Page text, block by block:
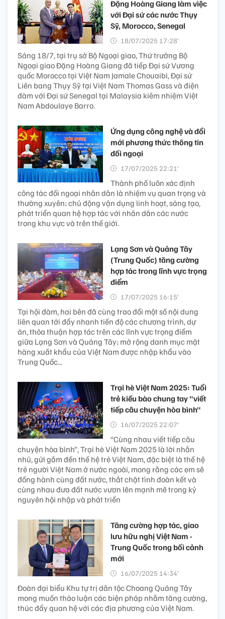
Đặng Hoàng Giang làm việc
với Đại sứ các nước Thụy
Sỹ, Morocco, Senegal
18/07/2025 17:28’
Sáng 18/7, tại trụ sở Bộ Ngoại giao, Thứ trưởng Bộ
Ngoại giao Đặng Hoàng Giang đã tiếp Đại sứ Vương
quốc Morocco tại Việt Nam Jamale Chouaibi, Đại sứ
Liên bang Thụy Sỹ tại Việt Nam Thomas Gass và điện
đàm với Đại sứ Senegal tại Malaysia kiêm nhiệm Việt
Nam Abdoulaye Barro.
Ứng dụng công nghệ và đổi
mới phương thức thông tin
đối ngoại
17/07/2025 22:21’
Thành phố luôn xác định
công tác đối ngoại nhân dân là nhiệm vụ quan trọng và
thường xuyên; chủ động vận dụng linh hoạt, sáng tạo,
phát triển quan hệ hợp tác với nhân dân các nước
trong khu vực và trên thế giới.
Lạng Sơn và Quảng Tây
(Trung Quốc) tăng cường
hợp tác trong lĩnh vực trọng
điểm
17/07/2025 16:15’
Tại hội đàm, hai bên đã cùng trao đổi một số nội dung
liên quan tới đẩy nhanh tiến độ các chương trình, dự
án, thỏa thuận hợp tác trên các lĩnh vực trọng điểm
giữa Lạng Sơn và Quảng Tây; mở rộng danh mục mặt
hàng xuất khẩu của Việt Nam được nhập khẩu vào
Trung Quốc...
Trại hè Việt Nam 2025: Tuổi
trẻ kiều bào chung tay "viết
tiếp câu chuyện hòa bình"
16/07/2025 22:07’
“Cùng nhau viết tiếp câu
chuyện hòa bình”, Trại hè Việt Nam 2025 là lời nhắn
nhủ, gửi gắm đến thế hệ trẻ Việt Nam, đặc biệt là thế hệ
trẻ người Việt Nam ở nước ngoài, mong rằng các em sẽ
đồng hành cùng đất nước, thắt chặt tình đoàn kết và
cùng nhau đưa đất nước vươn lên mạnh mẽ trong kỷ
nguyên hội nhập và phát triển
Tăng cường hợp tác, giao
lưu hữu nghị Việt Nam -
Trung Quốc trong bối cảnh
mới
16/07/2025 14:34’
Đoàn đại biểu Khu tự trị dân tộc Choang Quảng Tây
mong muốn thảo luận các biện pháp nhằm tăng cường,
thúc đẩy quan hệ với các địa phương của Việt Nam.